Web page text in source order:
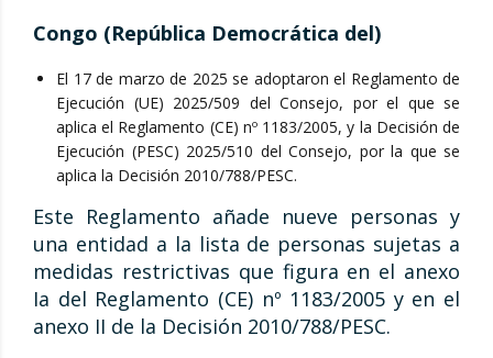
Congo (República Democrática del)
El 17 de marzo de 2025 se adoptaron el Reglamento de
Ejecución (UE) 2025/509 del Consejo, por el que se
aplica el Reglamento (CE) nº 1183/2005, y la Decisión de
Ejecución (PESC) 2025/510 del Consejo, por la que se
aplica la Decisión 2010/788/PESC.
Este Reglamento añade nueve personas y
una entidad a la lista de personas sujetas a
medidas restrictivas que figura en el anexo
Ia del Reglamento (CE) nº 1183/2005 y en el
anexo II de la Decisión 2010/788/PESC.